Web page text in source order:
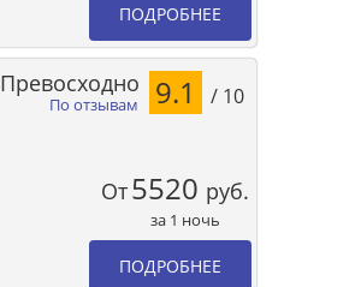
ПОДРОБНЕЕ
По отзывам
Превосходно 9.1 / 10
От5520 руб.
за 1 ночь
ПОДРОБНЕЕ